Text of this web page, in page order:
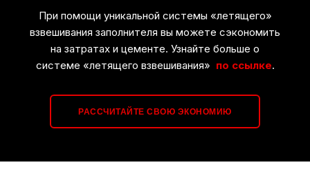
При помощи уникальной системы «летящего»
взвешивания заполнителя вы можете сэкономить
на затратах и цементе. Узнайте больше о
системе «летящего взвешивания» по ссылке.
РАССЧИТАЙТЕ СВОЮ ЭКОНОМИЮ